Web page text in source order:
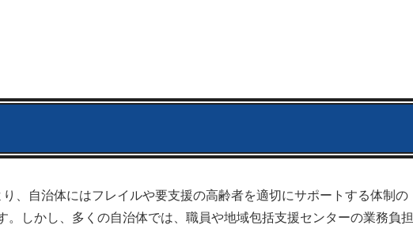
、自治体にはフレイルや要支援の高齢者を適切にサポートする体制の
しかし、多くの自治体では、職員や地域包括支援センターの業務負担